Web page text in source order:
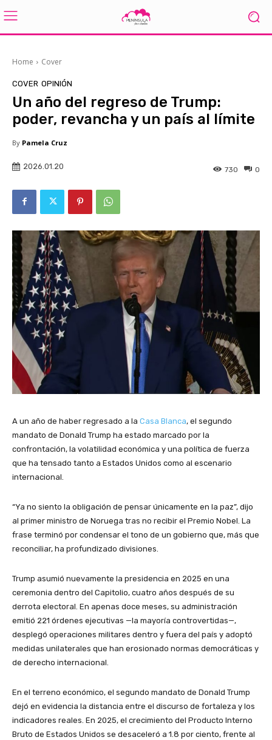
Home Cover
COVER OPINIÓN
Un año del regreso de Trump:
poder, revancha y un país al límite
By Pamela Cruz
2026.01.20 0
730
A un año de haber regresado a la Casa Blanca, el segundo
mandato de Donald Trump ha estado marcado por la
confrontación, la volatilidad económica y una política de fuerza
que ha tensado tanto a Estados Unidos como al escenario
internacional.
“Ya no siento la obligación de pensar únicamente en la paz”, dijo
al primer ministro de Noruega tras no recibir el Premio Nobel. La
frase terminó por condensar el tono de un gobierno que, más que
reconciliar, ha profundizado divisiones.
Trump asumió nuevamente la presidencia en 2025 en una
ceremonia dentro del Capitolio, cuatro años después de su
derrota electoral. En apenas doce meses, su administración
emitió 221 órdenes ejecutivas —la mayoría controvertidas—,
desplegó operaciones militares dentro y fuera del país y adoptó
medidas unilaterales que han erosionado normas democráticas y
de derecho internacional.
En el terreno económico, el segundo mandato de Donald Trump
dejó en evidencia la distancia entre el discurso de fortaleza y los
indicadores reales. En 2025, el crecimiento del Producto Interno
Bruto de Estados Unidos se desaceleró a 1.8 por ciento, frente al